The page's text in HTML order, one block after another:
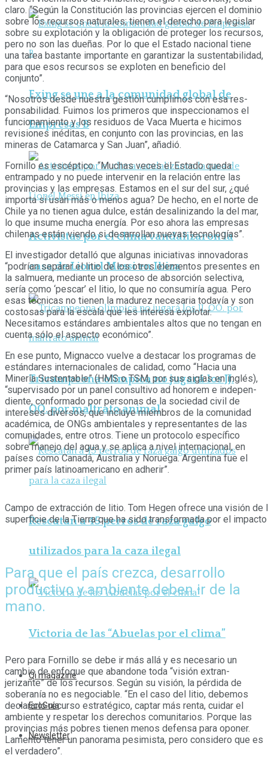
Exing se une a la comunidad global de
Empresas B
Activistas por el clima vandalizaron la
casa de Lionel Messi en Ibiza
Tricampeona olímpica no jugará los JJ.
OO. por maltrato animal
Rescatan a 45 perros de raza galgo
utilizados para la caza ilegal
Victoria de las “Abuelas por el clima”
Qi magazine
EcoGuía
Newsletter
claro. “Según la Constitución las provincias ejercen el do­minio
sobre los recursos naturales; tienen el derecho para legislar
sobre su explotación y la obligación de proteger los recursos,
pero no son las dueñas. Por lo que el Estado nacional tiene
una tarea bastante importante en garantizar la sustentabilidad,
para que esos recursos se exploten en beneficio del
conjunto”.
“Nosotros desde nuestra gestión cumplimos con esa res­
ponsabilidad. Fuimos los primeros que inspeccionamos el
funcionamiento y los residuos de Vaca Muerta e hicimos
revisiones inéditas, en conjunto con las provincias, en las
mineras de Catamarca y San Juan”, añadió.
Fornillo es escéptico. “Muchas veces el Estado queda
entrampado y no puede intervenir en la relación entre las
provincias y las empresas. Estamos en el sur del sur, ¿qué
importa si usan más o menos agua? De hecho, en el norte de
Chile ya no tienen agua dulce, están desalinizando la del mar,
lo que insume mucha energía. Por eso ahora las empresas
chilenas están viendo si desarrollan nuevas tecnologías”.
El investigador detalló que algunas iniciativas innovadoras
“podrían separar el litio de los otros elementos presentes en
la salmuera, mediante un proceso de absorción selectiva,
sería como ‘pescar’ el litio, lo que no consumiría agua. Pero
esas técni­cas no tienen la madurez necesaria todavía y son
costosas para la escala que les interesa explotar.
Necesitamos estándares ambientales altos que no tengan en
cuenta sólo el aspecto económico”.
En ese punto, Mignacco vuelve a destacar los programas de
estándares internacionales de calidad, como “Hacia una
Minería Sustentable” (HMS o TSM, por sus siglas en inglés),
“supervisado por un panel consultivo ad honorem e indepen­
diente, conformado por personas de la sociedad civil de
intereses diversos, que incluye miembros de la comuni­dad
académica, de ONGs ambienta­les y representantes de las
comunida­des, entre otros. Tiene un protocolo específico
sobre manejo del agua y se aplica a nivel internacional, en
países como Canadá, Australia y Noruega. Argentina fue el
primer país latinoa­mericano en adherir”.
Campo de extracción de litio. Tom Hegen ofrece una visión de
superficie de la Tierra que ha sido transformada por el
Para que el país crezca, desarrollo
productivo y ambiente deben ir de la
mano.
Pero para Fornillo se debe ir más allá y es necesario un
cambio de enfoque que abandone toda “visión extran­
jerizante” de los recursos. Según su visión, la pérdida de
soberanía no es negociable. “En el caso del litio, de­bemos
declararlo recurso estratégico, captar más renta, cuidar el
ambiente y respetar los derechos comunitarios. Porque las
provincias más pobres tienen menos defensa para oponer.
Lamento tener un panorama pesimista, pero considero que es
el verdadero”.